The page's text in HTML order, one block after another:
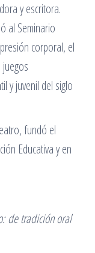
y escritora.
al Seminario
corporal, el
y juvenil del siglo
fundó el
Educativa y en
:de tradición oral